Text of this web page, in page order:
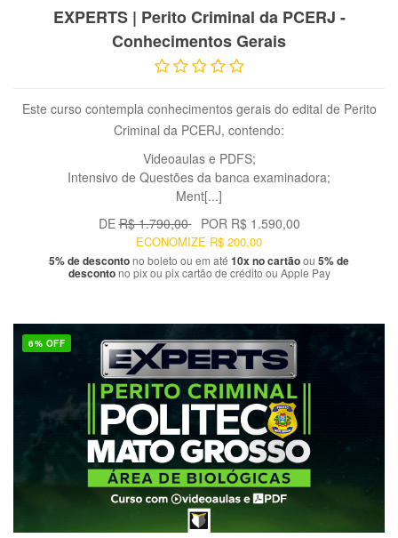
EXPERTS | Perito Criminal da PCERJ -
Conhecimentos Gerais
Este curso contempla conhecimentos gerais do edital de Perito
Criminal da PCERJ, contendo:
Videoaulas e PDFS;
Intensivo de Questões da banca examinadora;
Ment[...]
DE R$ 1.790,00 POR R$ 1.590,00
ECONOMIZE R$ 200,00
5% de descontono boleto ou em até 10x no cartãoou 5% de
descontono pix ou pix cartão de crédito ou Apple Pay
6% OFF